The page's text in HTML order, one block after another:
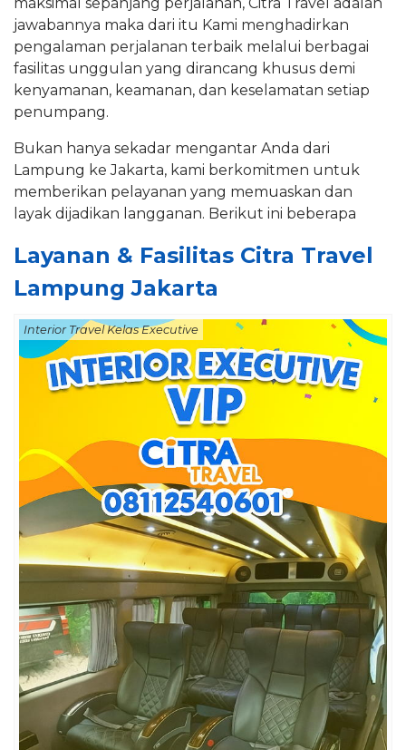
jawabannya maka dari itu Kami menghadirkan
pengalaman perjalanan terbaik melalui berbagai
fasilitas unggulan yang dirancang khusus demi
kenyamanan, keamanan, dan keselamatan setiap
penumpang.
Bukan hanya sekadar mengantar Anda dari
Lampung ke Jakarta, kami berkomitmen untuk
memberikan pelayanan yang memuaskan dan
layak dijadikan langganan. Berikut ini beberapa
Layanan & Fasilitas Citra Travel
Lampung Jakarta
Interior Travel Kelas Executive